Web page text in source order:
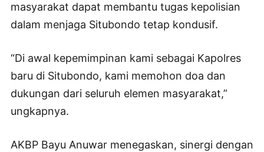
masyarakat dapat membantu tugas kepolisian
dalam menjaga Situbondo tetap kondusif.
“Di awal kepemimpinan kami sebagai Kapolres
baru di Situbondo, kami memohon doa dan
dukungan dari seluruh elemen masyarakat,”
ungkapnya.
AKBP Bayu Anuwar menegaskan, sinergi dengan